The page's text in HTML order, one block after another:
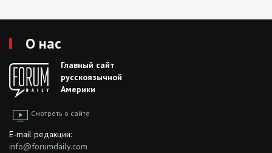
О нас
Главный сайт
русскоязычной
Америки
Смотреть о сайте
E-mail редакции:
info@forumdaily.com